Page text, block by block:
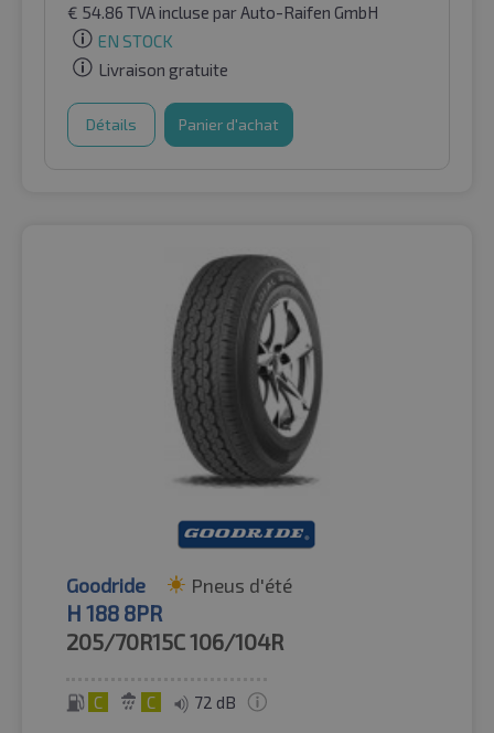
€ 54.86 TVA incluse par Auto-Raifen GmbH
EN STOCK
Livraison gratuite
Détails Panier d'achat
Goodride Pneus d'été
H 188 8PR
205/70R15C106/104R
C C 72 dB